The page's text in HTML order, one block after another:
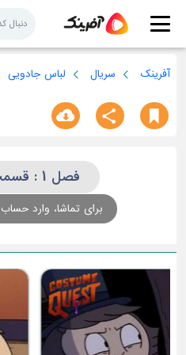
آفرینک سریال لباس جادویی
فصل 1 : قسمت سیزدهم
برای تماشا، وارد